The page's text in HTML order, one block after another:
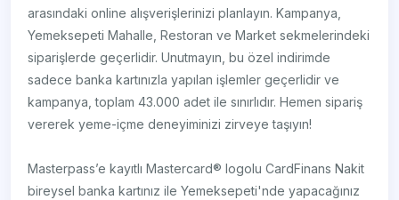
arasındaki online alışverişlerinizi planlayın. Kampanya,
Yemeksepeti Mahalle, Restoran ve Market sekmelerindeki
siparişlerde geçerlidir. Unutmayın, bu özel indirimde
sadece banka kartınızla yapılan işlemler geçerlidir ve
kampanya, toplam 43.000 adet ile sınırlıdır. Hemen sipariş
vererek yeme-içme deneyiminizi zirveye taşıyın!
Masterpass’e kayıtlı Mastercard® logolu CardFinans Nakit
bireysel banka kartınız ile Yemeksepeti'nde yapacağınız